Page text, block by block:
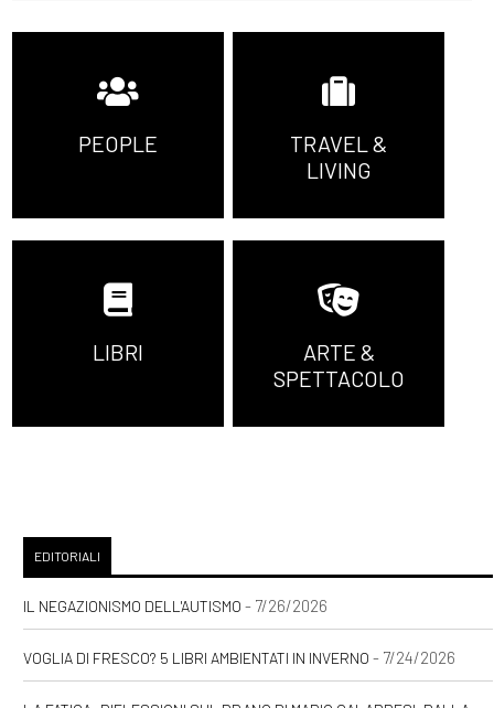
PEOPLE
TRAVEL &
LIVING
LIBRI
ARTE &
SPETTACOLO
EDITORIALI
IL NEGAZIONISMO DELL'AUTISMO - 7/26/2026
VOGLIA DI FRESCO? 5 LIBRI AMBIENTATI IN INVERNO - 7/24/2026